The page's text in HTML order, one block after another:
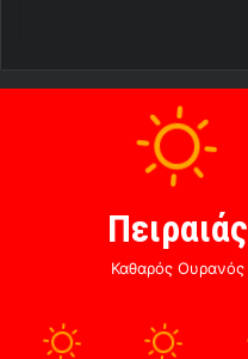
Πειραιάς
Καθαρός Ουρανός